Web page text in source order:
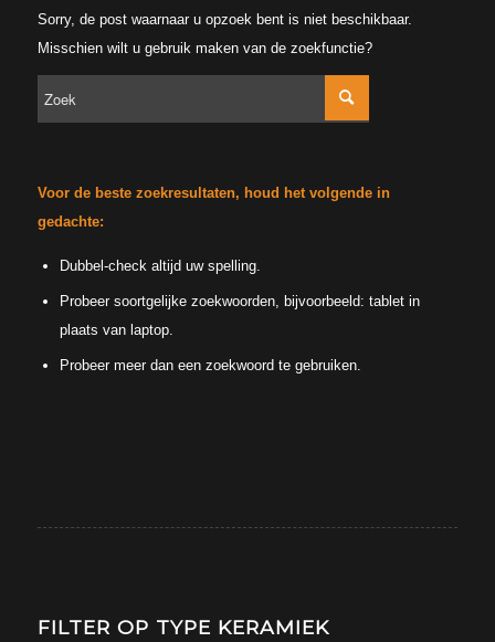
Sorry, de post waarnaar u opzoek bent is niet beschikbaar.
Misschien wilt u gebruik maken van de zoekfunctie?
Voor de beste zoekresultaten, houd het volgende in
gedachte:
Dubbel-check altijd uw spelling.
Probeer soortgelijke zoekwoorden, bijvoorbeeld: tablet in
plaats van laptop.
Probeer meer dan een zoekwoord te gebruiken.
FILTER OP TYPE KERAMIEK